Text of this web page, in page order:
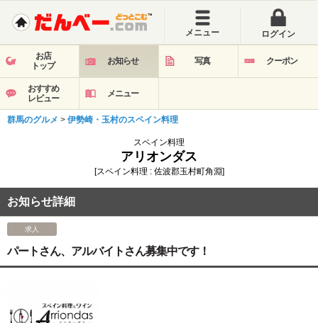
メニュー ログイン
お店
トップ
お知らせ 写真 クーポン
おすすめ
レビュー
メニュー
群馬のグルメ > 伊勢崎・玉村のスペイン料理
スペイン料理
アリオンダス
[スペイン料理 : 佐波郡玉村町角淵]
お知らせ詳細
求人
パートさん、アルバイトさん募集中です！